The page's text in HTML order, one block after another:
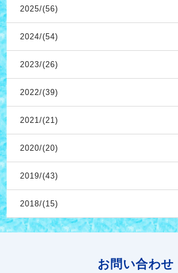
2025/(56)
2024/(54)
2023/(26)
2022/(39)
2021/(21)
2020/(20)
2019/(43)
2018/(15)
お問い合わせ